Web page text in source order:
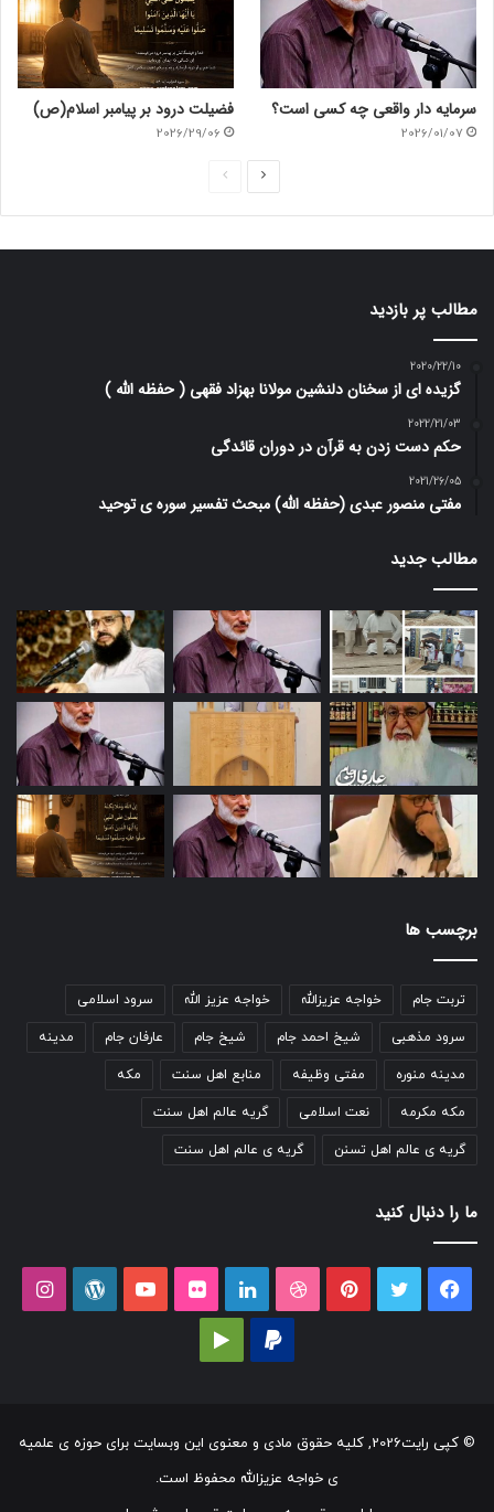
سرمایه دار واقعی چه کسی است؟
2026/01/07
فضیلت درود بر پیامبر اسلام(ص)
2026/29/06
ی
ی
مطالب پر بازدید
2020/22/10
گزیده ای از سخنان دلنشین مولانا بهزاد فقهی ( حفظه الله )
2022/21/03
حکم دست زدن به قرآن در دوران قائدگی
2021/26/05
مفتی منصور عبدی (حفظه الله) مبحث تفسیر سوره ی توحید
مطالب جدید
برچسب ها
تربت جام خواجه عزیزالله خواجه عزیز الله سرود اسلامی
سرود مذهبی شیخ احمد جام شیخ جام عارفان جام مدینه
مدینه منوره مفتی وظیفه منابع اهل سنت مکه
مکه مکرمه نعت اسلامی گریه عالم اهل سنت
گریه ی عالم اهل تسنن گریه ی عالم اهل سنت
ما را دنبال کنید
فیسبوک توییتر پینتریست
دریبببل لینکداین تصاویر یوتیوب وردپرس
پی‌پال
© کپی رایت2026, کلیه حقوق مادی و معنوی این وبسایت برای حوزه ی علمیه
ی خواجه عزیزالله محفوظ است.